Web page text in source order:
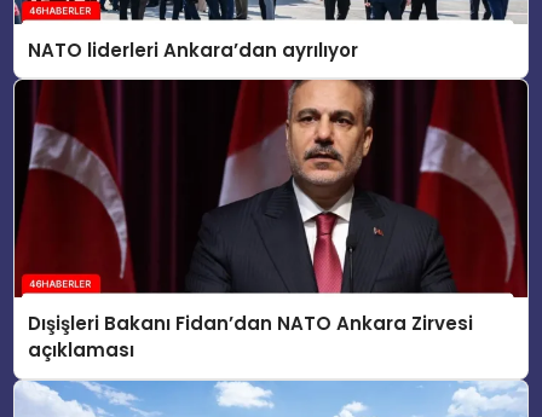
NATO liderleri Ankara’dan ayrılıyor
Dışişleri Bakanı Fidan’dan NATO Ankara Zirvesi
açıklaması